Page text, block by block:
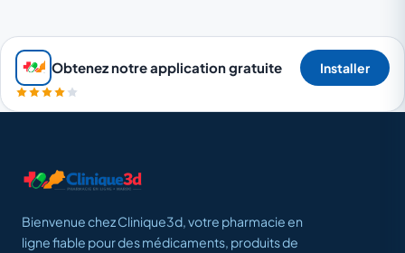
Obtenez notre application gratuite Installer
Bienvenue chez Clinique3d, votre pharmacie en
ligne fiable pour des médicaments, produits de